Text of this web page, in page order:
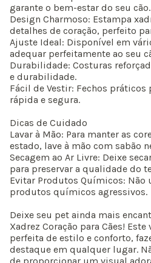
garante o bem-estar do seu cão.
Design Charmoso: Estampa
detalhes de coração, perfeito
Ajuste Ideal: Disponível em
adequar perfeitamente ao seu
Durabilidade: Costuras
e durabilidade.
Fácil de Vestir: Fechos práticos
rápida e segura.
Dicas de Cuidado
Lavar à Mão: Para manter as
estado, lave à mão com sabão
Secagem ao Ar Livre: Deixe
para preservar a qualidade do
Evitar Produtos Químicos: Não
produtos químicos agressivos.
Deixe seu pet ainda mais
Xadrez Coração para Cães!
perfeita de estilo e conforto,
destaque em qualquer lugar.